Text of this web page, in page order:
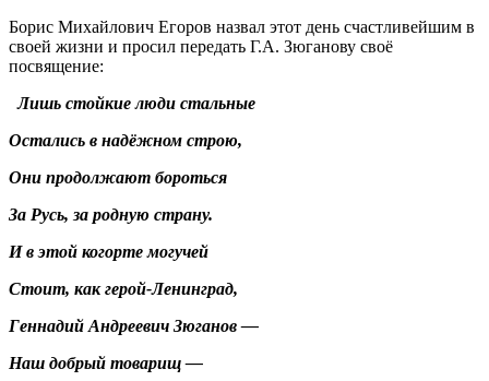
Борис Михайлович Егоров назвал этот день счастливейшим в
своей жизни и просил передать Г.А. Зюганову своё
посвящение:
Лишь стойкие люди стальные
Остались в надёжном строю,
Они продолжают бороться
За Русь, за родную страну.
И в этой когорте могучей
Стоит, как герой-Ленинград,
Геннадий Андреевич Зюганов —
Наш добрый товарищ —